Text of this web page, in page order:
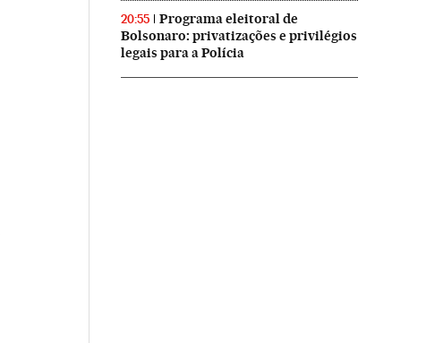
20:55
Programa eleitoral de
Bolsonaro: privatizações e privilégios
legais para a Polícia